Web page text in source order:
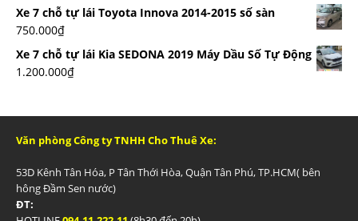
Xe 7 chỗ tự lái Toyota Innova 2014-2015 số sàn
750.000₫
Xe 7 chỗ tự lái Kia SEDONA 2019 Máy Dầu Số Tự Động
1.200.000₫
Văn phòng Công ty TNHH Cho Thuê Xe:
53D Kênh Tân Hóa, P Tân Thới Hòa, Quận Tân Phú, TP.HCM( bên
hông Đầm Sen nước)
ĐT: